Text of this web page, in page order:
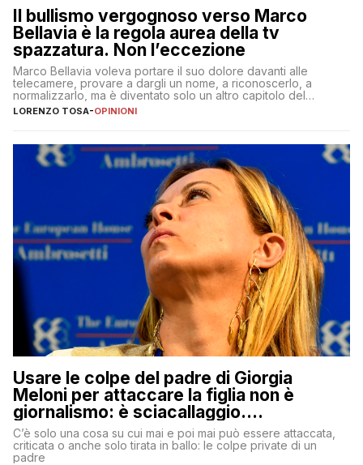
Il bullismo vergognoso verso Marco
Bellavia è la regola aurea della tv
spazzatura. Non l’eccezione
Marco Bellavia voleva portare il suo dolore davanti alle
telecamere, provare a dargli un nome, a riconoscerlo, a
normalizzarlo, ma è diventato solo un altro capitolo del
copione
LORENZO TOSA-OPINIONI
Usare le colpe del padre di Giorgia
Meloni per attaccare la figlia non è
giornalismo: è sciacallaggio.
Dimostriamo di essere diversi
C’è solo una cosa su cui mai e poi mai può essere attaccata,
criticata o anche solo tirata in ballo: le colpe private di un
padre